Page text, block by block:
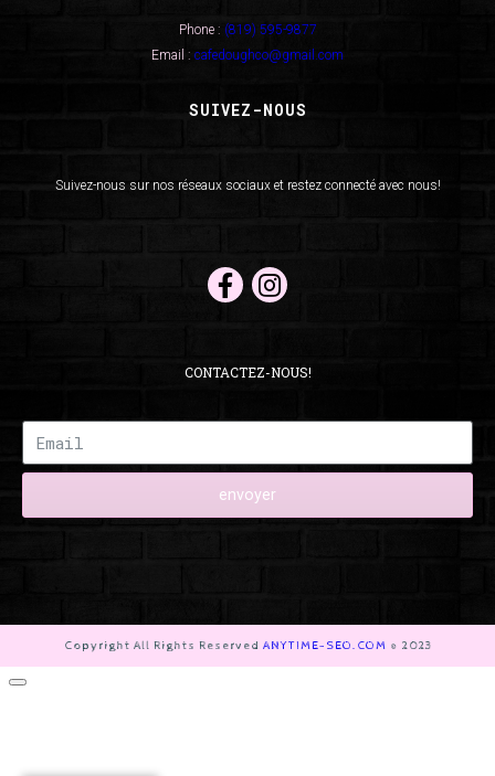
Phone : (819) 595-9877
Email : cafedoughco@gmail.com
SUIVEZ-NOUS
Suivez-nous sur nos réseaux sociaux et restez connecté avec nous!
CONTACTEZ-NOUS!
envoyer
Copyright All Rights Reserved ANYTIME-SEO.COM © 2023